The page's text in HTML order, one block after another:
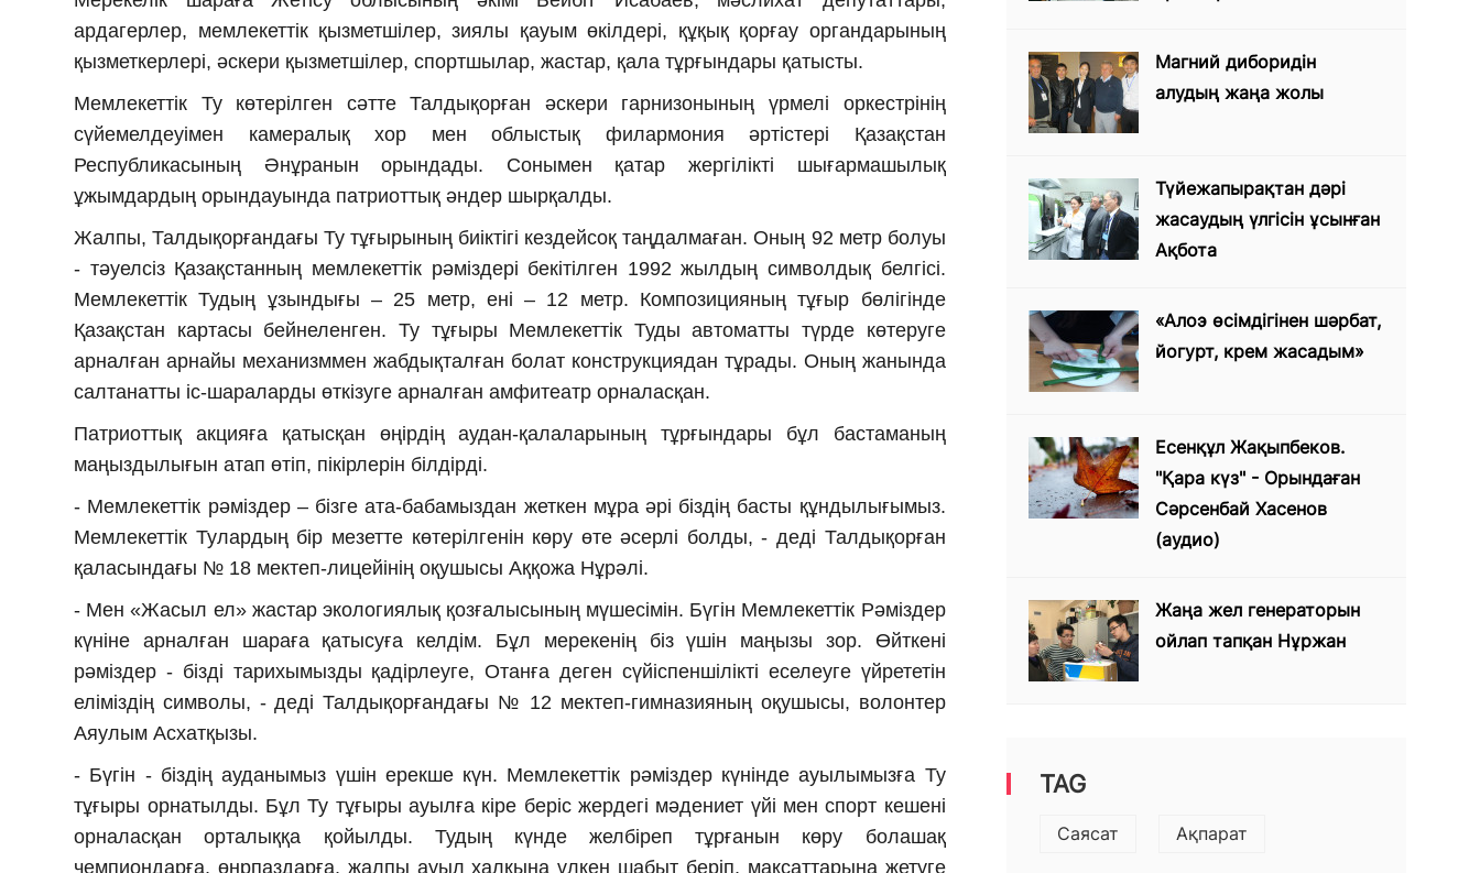
ардагерлер, мемлекеттік қызметшілер, зиялы қауым өкілдері, құқық қорғау органдарының
қызметкерлері, әскери қызметшілер, спортшылар, жастар, қала тұрғындары қатысты.
Мемлекеттік Ту көтерілген сәтте Талдықорған әскери гарнизонының үрмелі оркестрінің
сүйемелдеуімен камералық хор мен облыстық филармония әртістері Қазақстан
Республикасының Әнұранын орындады. Сонымен қатар жергілікті шығармашылық
ұжымдардың орындауында патриоттық әндер шырқалды.
Жалпы, Талдықорғандағы Ту тұғырының биіктігі кездейсоқ таңдалмаған. Оның 92 метр болуы
- тәуелсіз Қазақстанның мемлекеттік рәміздері бекітілген 1992 жылдың символдық белгісі.
Мемлекеттік Тудың ұзындығы – 25 метр, ені – 12 метр. Композицияның тұғыр бөлігінде
Қазақстан картасы бейнеленген. Ту тұғыры Мемлекеттік Туды автоматты түрде көтеруге
арналған арнайы механизммен жабдықталған болат конструкциядан тұрады. Оның жанында
салтанатты іс-шараларды өткізуге арналған амфитеатр орналасқан.
Патриоттық акцияға қатысқан өңірдің аудан-қалаларының тұрғындары бұл бастаманың
маңыздылығын атап өтіп, пікірлерін білдірді.
- Мемлекеттік рәміздер – бізге ата-бабамыздан жеткен мұра әрі біздің басты құндылығымыз.
Мемлекеттік Тулардың бір мезетте көтерілгенін көру өте әсерлі болды, - деді Талдықорған
қаласындағы № 18 мектеп-лицейінің оқушысы Аққожа Нұрәлі.
- Мен «Жасыл ел» жастар экологиялық қозғалысының мүшесімін. Бүгін Мемлекеттік Рәміздер
күніне арналған шараға қатысуға келдім. Бұл мерекенің біз үшін маңызы зор. Өйткені
рәміздер - бізді тарихымызды қадірлеуге, Отанға деген сүйіспеншілікті еселеуге үйрететін
еліміздің символы, - деді Талдықорғандағы № 12 мектеп-гимназияның оқушысы, волонтер
Аяулым Асхатқызы.
- Бүгін - біздің ауданымыз үшін ерекше күн. Мемлекеттік рәміздер күнінде ауылымызға Ту
тұғыры орнатылды. Бұл Ту тұғыры ауылға кіре беріс жердегі мәдениет үйі мен спорт кешені
орналасқан орталыққа қойылды. Тудың күнде желбіреп тұрғанын көру болашақ
чемпиондарға, өнрпаздарға, жалпы ауыл халқына үлкен шабыт беріп, мақсаттарына жетуге
Магний диборидін
алудың жаңа жолы
Түйежапырақтан дәрі
жасаудың үлгісін ұсынған
Ақбота
«Алоэ өсімдігінен шәрбат,
йогурт, крем жасадым»
Есенқұл Жақыпбеков.
"Қара күз" - Орындаған
Сәрсенбай Хасенов
(аудио)
Жаңа жел генераторын
ойлап тапқан Нұржан
TAG
Саясат Ақпарат